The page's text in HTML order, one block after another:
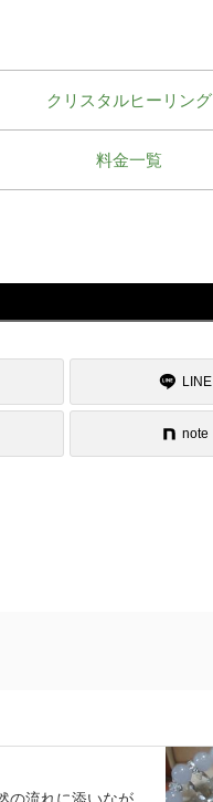
クリスタルヒーリング
料金一覧
LINE
note